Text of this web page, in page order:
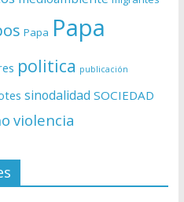
Papa Papa
politica publicación
sinodalidad SOCIEDAD
violencia